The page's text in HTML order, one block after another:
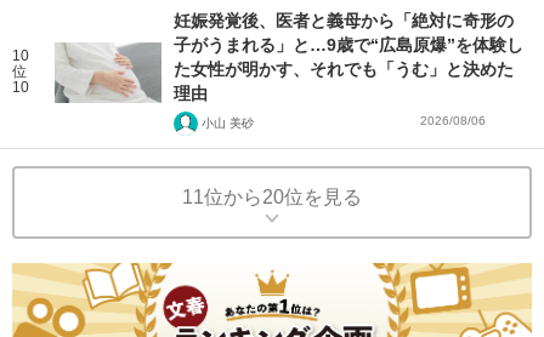
10
位
10
妊娠発覚後、医者と義母から「絶対に奇形の
子がうまれる」と…9歳で“広島原爆”を体験し
た女性が明かす、それでも「うむ」と決めた
理由
小山 美砂 2026/08/06
11位から20位を見る